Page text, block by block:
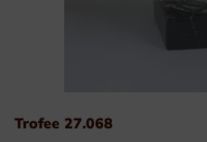
Trofee 27.068